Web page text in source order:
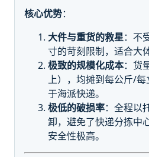
核心优势：
大件与重货的救星：不
寸的苛刻限制，适合大
极致的规模化成本：货
上），均摊到每公斤/
于海派快递。
极低的破损率：全程以
卸，避免了快递分拣中
安全性极高。